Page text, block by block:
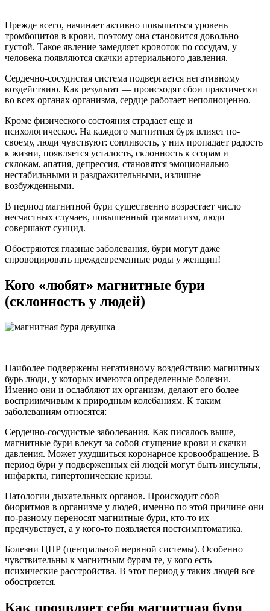
Прежде всего, начинает активно повышаться уровень
тромбоцитов в крови, поэтому она становится довольно
густой. Такое явление замедляет кровоток по сосудам, у
человека появляются скачки артериального давления.
Сердечно-сосудистая система подвергается негативному
воздействию. Как результат — происходят сбои практически
во всех органах организма, сердце работает неполноценно.
Кроме физического состояния страдает еще и
психологическое. На каждого магнитная буря влияет по-
своему, люди чувствуют: сонливость, у них пропадает радость
к жизни, появляется усталость, склонность к ссорам и
склокам, апатия, депрессия, становятся эмоционально
нестабильными и раздражительными, излишне
возбужденными.
В период магнитной бури существенно возрастает число
несчастных случаев, повышенный травматизм, люди
совершают суицид.
Обостряются глазные заболевания, бури могут даже
спровоцировать преждевременные роды у женщин!
Кого «любят» магнитные бури
(склонность у людей)
Наиболее подвержены негативному воздействию магнитных
бурь люди, у которых имеются определенные болезни.
Именно они и ослабляют их организм, делают его более
восприимчивым к природным колебаниям. К таким
заболеваниям относятся:
Сердечно-сосудистые заболевания. Как писалось выше,
магнитные бури влекут за собой сгущение крови и скачки
давления. Может ухудшиться коронарное кровообращение. В
период бури у подверженных ей людей могут быть инсульты,
инфаркты, гипертонические кризы.
Патологии дыхательных органов. Происходит сбой
биоритмов в организме у людей, именно по этой причине они
по-разному переносят магнитные бури, кто-то их
предчувствует, а у кого-то появляется постсимптоматика.
Болезни ЦНР (центральной нервной системы). Особенно
чувствительны к магнитным бурям те, у кого есть
психические расстройства. В этот период у таких людей все
обостряется.
Как проявляет себя магнитная буря